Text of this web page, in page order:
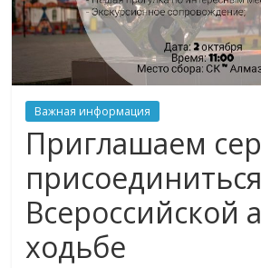
Важная информация
Приглашаем
Всероссийской
ходьбе